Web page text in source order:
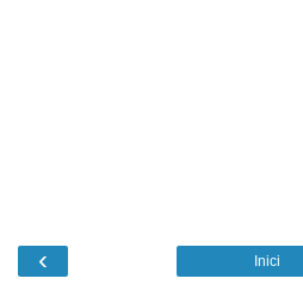
‹ Inici